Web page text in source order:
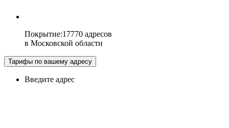
Покрытие:17770 адресов
в Московской области
Тарифы по вашему адресу
Введите адрес